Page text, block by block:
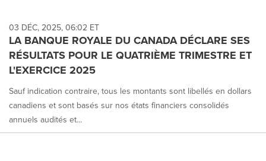
03 DÉC, 2025, 06:02 ET
LA BANQUE ROYALE DU CANADA DÉCLARE SES
RÉSULTATS POUR LE QUATRIÈME TRIMESTRE ET
L'EXERCICE 2025
Sauf indication contraire, tous les montants sont libellés en dollars
canadiens et sont basés sur nos états financiers consolidés
annuels audités et...